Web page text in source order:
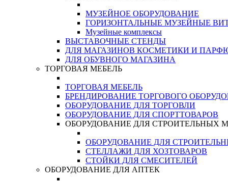
МУЗЕЙНОЕ ОБОРУДОВАНИЕ
ГОРИЗОНТАЛЬНЫЕ МУЗЕЙНЫЕ
Музейные комплексы
ВЫСТАВОЧНЫЕ СТЕНДЫ
ДЛЯ МАГАЗИНОВ КОСМЕТИКИ И
ДЛЯ ОБУВНОГО МАГАЗИНА
ТОРГОВАЯ МЕБЕЛЬ
ТОРГОВАЯ МЕБЕЛЬ
БРЕНДИРОВАНИЕ ТОРГОВОГО
ОБОРУДОВАНИЕ ДЛЯ ТОРГОВЛИ
ОБОРУДОВАНИЕ ДЛЯ СПОРТТОВАРОВ
ОБОРУДОВАНИЕ ДЛЯ СТРОИТЕЛЬНЫХ
ОБОРУДОВАНИЕ ДЛЯ
СТЕЛЛАЖИ ДЛЯ ХОЗТОВАРОВ
СТОЙКИ ДЛЯ СМЕСИТЕЛЕЙ
ОБОРУДОВАНИЕ ДЛЯ АПТЕК